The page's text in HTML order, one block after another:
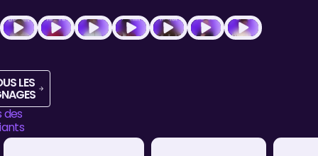
Voir tous les témoignages
LES
des